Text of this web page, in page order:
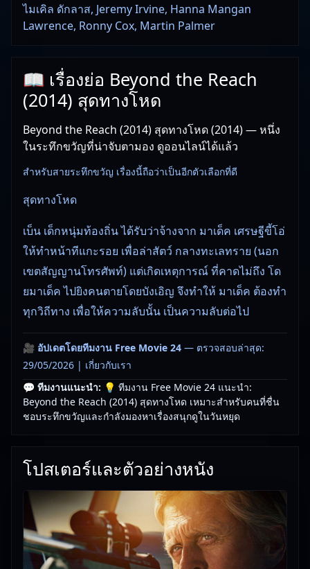
ไมเคิล ดักลาส, Jeremy Irvine, Hanna Mangan
Lawrence, Ronny Cox, Martin Palmer
📖 เรื่องย่อ Beyond the Reach
(2014) สุดทางโหด
Beyond the Reach (2014) สุดทางโหด (2014) — หนึ่ง
ในระทึกขวัญที่น่าจับตามอง ดูออนไลน์ได้แล้ว
สำหรับสายระทึกขวัญ เรื่องนี้ถือว่าเป็นอีกตัวเลือกที่ดี
สุดทางโหด
เบ็น เด็กหนุ่มท้องถิ่น ได้รับว่าจ้างจาก มาเด็ค เศรษฐีขี้โอ่
ให้ทำหน้าทีแกะรอย เพื่อล่าสัตว์ กลางทะเลทราย (นอก
เขตสัญญานโทรศัพท์) แต่เกิดเหตุการณ์ ที่คาดไม่ถึง โด
ยมาเด็ค ไปยิงคนตายโดยบังเอิญ จึงทำให้ มาเด็ค ต้องทำ
ทุกวิถีทาง เพื่อให้ความลับนั้น เป็นความลับต่อไป
🎥 อัปเดตโดยทีมงาน Free Movie 24 — ตรวจสอบล่าสุด:
29/05/2026 | เกี่ยวกับเรา
💬 ทีมงานแนะนำ: 💡 ทีมงาน Free Movie 24 แนะนำ:
Beyond the Reach (2014) สุดทางโหด เหมาะสำหรับคนที่ชื่น
ชอบระทึกขวัญและกำลังมองหาเรื่องสนุกดูในวันหยุด
โปสเตอร์และตัวอย่างหนัง